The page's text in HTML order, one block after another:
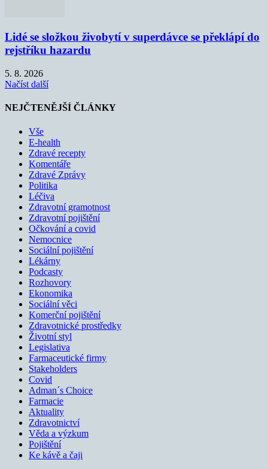
Lidé se složkou živobytí v superdávce se překlápí do
rejstříku hazardu
5. 8. 2026
Načíst další
NEJČTENĚJŠÍ ČLÁNKY
Vše
E-health
Zdravé recepty
Komentáře
Zdravé Zprávy
Politika
Léčiva
Zdravotní gramotnost
Zdravotní pojištění
Očkování a covid
Nemocnice
Sociální pojištění
Lékárny
Podcasty
Rozhovory
Ekonomika
Sociální věci
Komerční pojištění
Zdravotnické prostředky
Životní styl
Legislativa
Farmaceutické firmy
Stakeholders
Covid
Adman´s Choice
Farmacie
Aktuality
Zdravotnictví
Věda a výzkum
Pojištění
Ke kávě a čaji